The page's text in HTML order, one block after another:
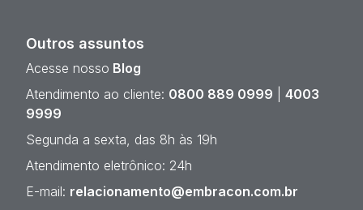
Outros assuntos
Acesse nosso Blog
Atendimento ao cliente: 0800 889 0999
4003
9999
Segunda a sexta, das 8h às 19h
Atendimento eletrônico: 24h
E-mail: relacionamento@embracon.com.br